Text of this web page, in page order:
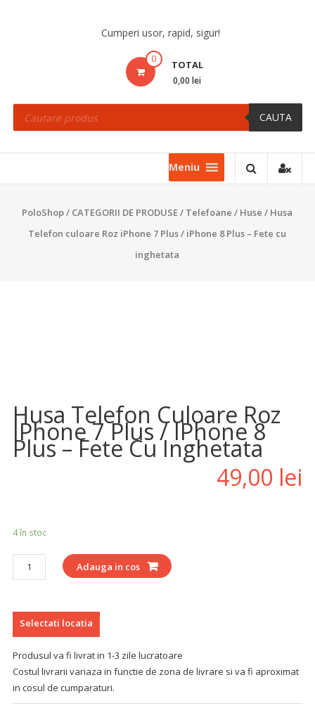
Cumperi usor, rapid, sigur!
0 TOTAL
0,00 lei
Products
search CAUTA
Meniu
PoloShop/ CATEGORII DE PRODUSE/ Telefoane / Huse / Husa
Telefon culoare Roz iPhone 7 Plus / iPhone 8 Plus – Fete cu
inghetata
Husa Telefon Culoare Roz
IPhone 7 Plus / IPhone 8
Plus – Fete Cu Inghetata
49,00 lei
4 în stoc
Cantitate Adauga in cos
Selectati locatia
Produsul va fi livrat in 1-3 zile lucratoare
Costul livrarii variaza in functie de zona de livrare si va fi aproximat
in cosul de cumparaturi.